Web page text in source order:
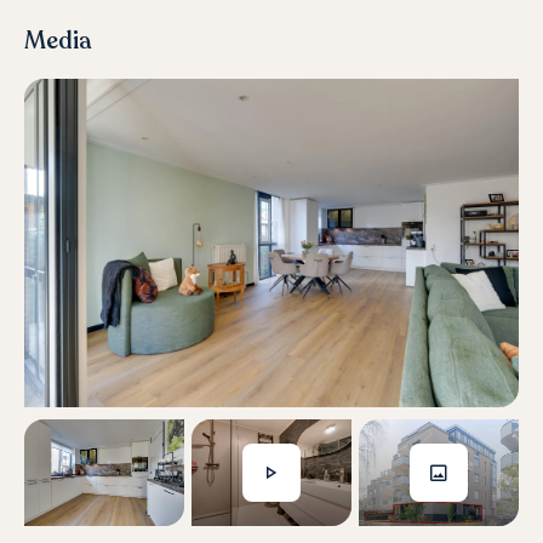
ruime inloopdouche, dubbele wastafel en een tweede toilet.
Hier begin en eindig je de dag in alle comfort!
Als kers op de taart beschikt dit appartement over een
grote garage, die niet alleen ruimte biedt voor je auto, maar
ook voor extra opslag. Een unieke extra: je kunt via de
garage direct de woning binnenkomen—handig bij slecht
weer of als je met boodschappen thuiskomt!
Wonen op een toplocatie in Purmerend!
Het appartement is gelegen nabij het bruisende centrum
van Purmerend. Hier tref je ook de gezellige Koemarkt met
restaurants. Hier kun je zomers genieten op het terras van
een heerlijk drankje. ‘t Eggertcentrum kun je terecht voor de
dagelijkse boodschappen en diverse leuke winkels. Het
appartementencomplex grenst aan de Julianastraat, een
mooie straat welke recent is gerenoveerd en heeft
Media